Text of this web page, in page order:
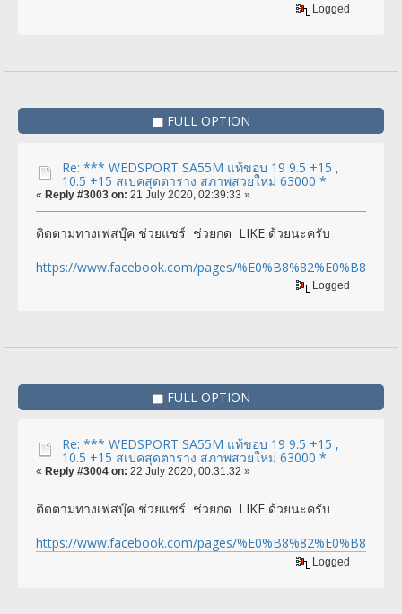
Logged
FULL OPTION
Re: *** WEDSPORT SA55M แท้ขอบ 19 9.5 +15 ,
10.5 +15 สเปคสุดตาราง สภาพสวยใหม่ 63000 *
« Reply #3003 on: 21 July 2020, 02:39:33 »
ติดตามทางเฟสบุ๊ค ช่วยแชร์ ช่วยกด LIKE ด้วยนะครับ
https://www.facebook.com/pages/
Logged
FULL OPTION
Re: *** WEDSPORT SA55M แท้ขอบ 19 9.5 +15 ,
10.5 +15 สเปคสุดตาราง สภาพสวยใหม่ 63000 *
« Reply #3004 on: 22 July 2020, 00:31:32 »
ติดตามทางเฟสบุ๊ค ช่วยแชร์ ช่วยกด LIKE ด้วยนะครับ
https://www.facebook.com/pages/
Logged